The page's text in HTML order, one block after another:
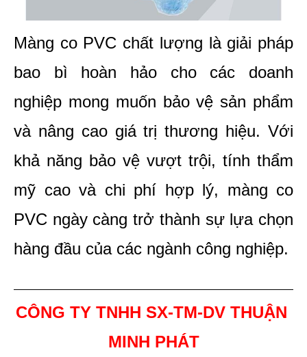
Màng co PVC chất lượng là giải pháp
bao bì hoàn hảo cho các doanh
nghiệp mong muốn bảo vệ sản phẩm
và nâng cao giá trị thương hiệu. Với
khả năng bảo vệ vượt trội, tính thẩm
mỹ cao và chi phí hợp lý, màng co
PVC ngày càng trở thành sự lựa chọn
hàng đầu của các ngành công nghiệp.
CÔNG TY TNHH SX-TM-DV THUẬN
MINH PHÁT